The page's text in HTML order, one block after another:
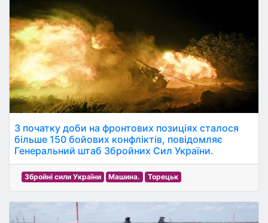
З початку доби на фронтових позиціях сталося
більше 150 бойових конфліктів, повідомляє
Генеральний штаб Збройних Сил України.
Збройні сили України Машина. Торецьк